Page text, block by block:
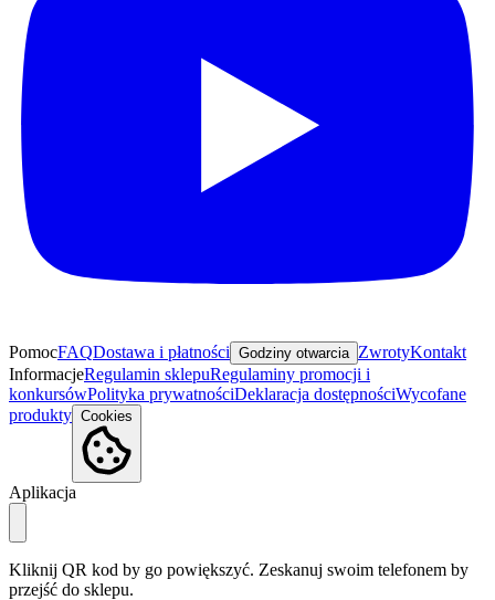
PomocFAQDostawa i płatności Godziny otwarcia ZwrotyKontakt
InformacjeRegulamin sklepuRegulaminy promocji i
konkursówPolityka prywatnościDeklaracja dostępnościWycofane
produkty Cookies
Aplikacja
Kliknij QR kod by go powiększyć. Zeskanuj swoim telefonem by
przejść do sklepu.